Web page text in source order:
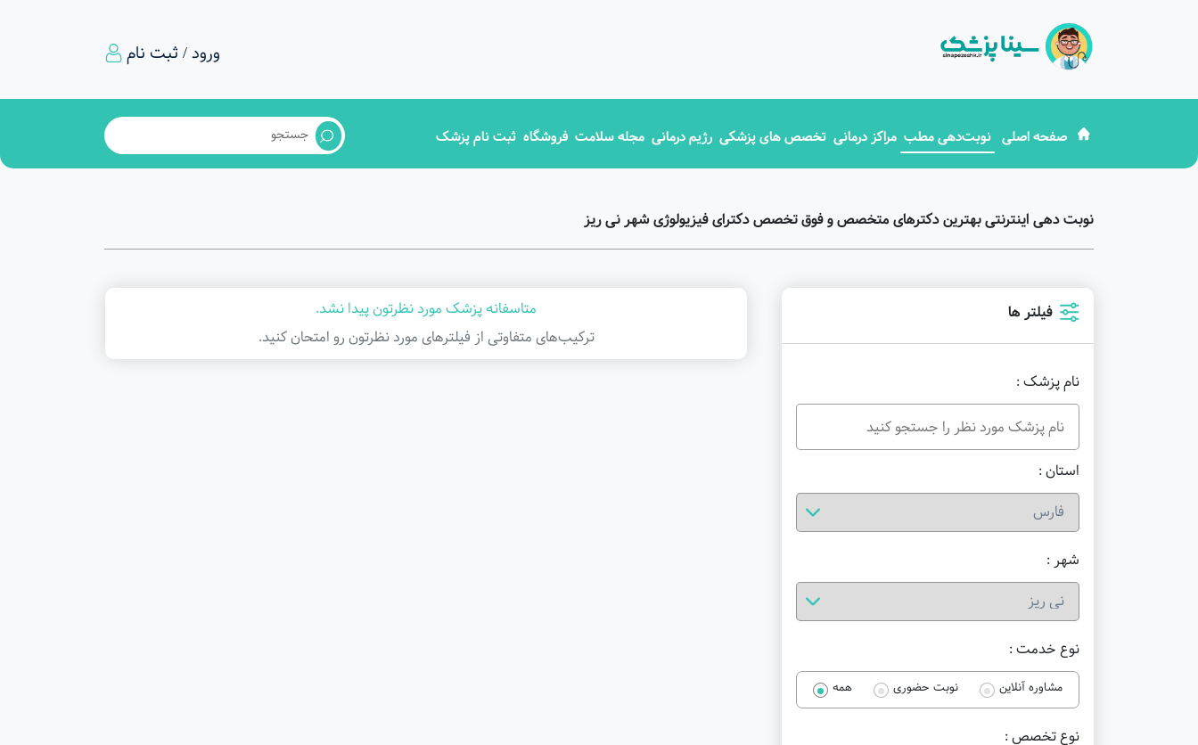
ورود / ثبت نام
صفحه اصلی نوبت‌دهی مطب مراکز درمانی تخصص های پزشکی رژیم درمانی مجله سلامت فروشگاه ثبت نام پزشک
نوبت دهی اینترنتی بهترین دکترهای متخصص و فوق تخصص دکترای فیزیولوژی شهر نی ریز
فیلتر ها
نام پزشک :
استان :
شهر :
نوع خدمت :
مشاوره آنلاین نوبت حضوری همه
نوع تخصص :
متاسفانه پزشک مورد نظرتون پیدا نشد.
ترکیب‌های متفاوتی از فیلتر‌های مورد نظرتون رو امتحان کنید.